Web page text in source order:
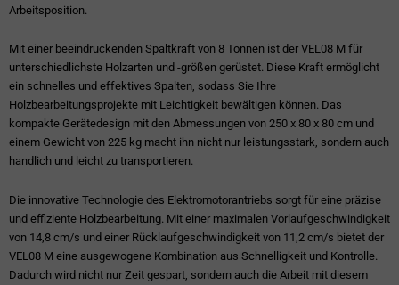
Arbeitsposition.
Mit einer beeindruckenden Spaltkraft von 8 Tonnen ist der VEL08 M für
unterschiedlichste Holzarten und -größen gerüstet. Diese Kraft ermöglicht
ein schnelles und effektives Spalten, sodass Sie Ihre
Holzbearbeitungsprojekte mit Leichtigkeit bewältigen können. Das
kompakte Gerätedesign mit den Abmessungen von 250 x 80 x 80 cm und
einem Gewicht von 225 kg macht ihn nicht nur leistungsstark, sondern auch
handlich und leicht zu transportieren.
Die innovative Technologie des Elektromotorantriebs sorgt für eine präzise
und effiziente Holzbearbeitung. Mit einer maximalen Vorlaufgeschwindigkeit
von 14,8 cm/s und einer Rücklaufgeschwindigkeit von 11,2 cm/s bietet der
VEL08 M eine ausgewogene Kombination aus Schnelligkeit und Kontrolle.
Dadurch wird nicht nur Zeit gespart, sondern auch die Arbeit mit diesem